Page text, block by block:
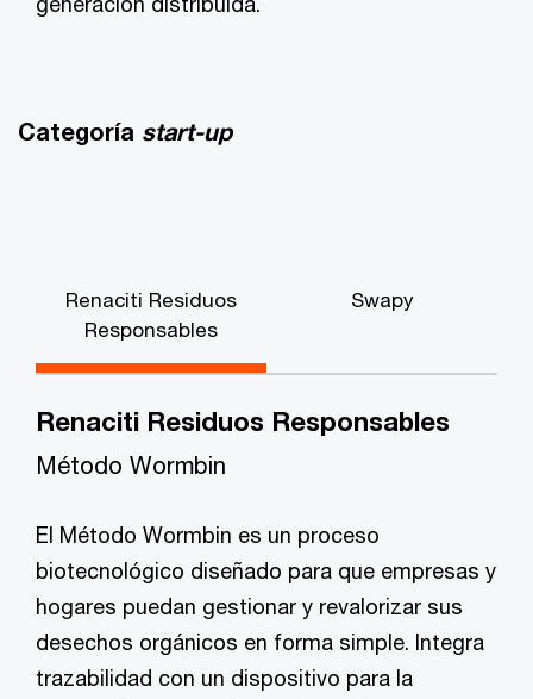
Categoría start-up
Renaciti Residuos
Responsables
Swapy
Renaciti Residuos Responsables
Método Wormbin
El Método Wormbin es un proceso
biotecnológico diseñado para que empresas y
hogares puedan gestionar y revalorizar sus
desechos orgánicos en forma simple. Integra
trazabilidad con un dispositivo para la